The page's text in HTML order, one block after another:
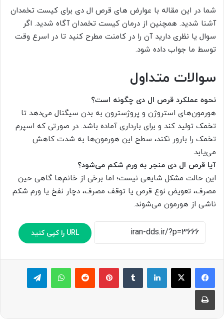
شما در این مقاله با عوارض های قرص ال دی برای کیست تخمدان
آشنا شدید. همچنین از درمان کیست تخمدان آگاه شدید. اگر
سوال یا نظری دارید آن را در کامنت مطرح کنید تا در اسرع وقت
توسط ما جواب داده شود.
سوالات متداول
نحوه عملکرد قرص ال دی چگونه است؟
هورمون‌های استروژن و پروژسترون به بدن سیگنال می‌دهد تا
تخمک تولید کند و برای بارداری آماده باشد. در صورتی که اسپرم
تخمک را بارور نکند، سطح این هورمون‌ها به شدت کاهش
می‌یابد.
آیا قرص ال دی منجر به ورم شکم می‌شود؟
این حالت مشکل شایعی نیست؛ اما برخی از خانم‌ها گاهی حین
مصرف، تعویض نوع قرص یا توقف مصرف، دچار نفخ یا ورم شکم
ناشی از هورمون می‌شوند.
URL را کپی کنید
لینکدین ‫تامبلر پینترست‫رددیت واتس آپ تلگرام
چاپ